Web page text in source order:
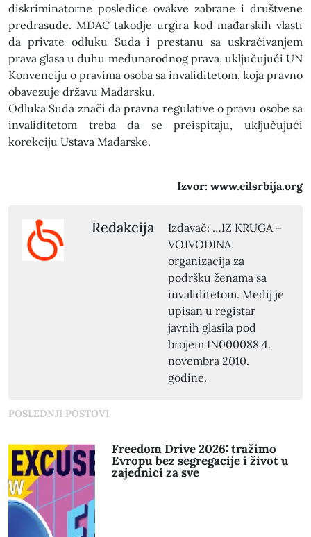
diskriminatorne posledice ovakve zabrane i društvene
predrasude. MDAC takodje urgira kod mađarskih vlasti
da private odluku Suda i prestanu sa uskraćivanjem
prava glasa u duhu međunarodnog prava, uključujući UN
Konvenciju o pravima osoba sa invaliditetom, koja pravno
obavezuje državu Mađarsku.
Odluka Suda znači da pravna regulative o pravu osobe sa
invaliditetom treba da se preispitaju, uključujući
korekciju Ustava Mađarske.
Izvor: www.cilsrbija.org
Redakcija
Izdavač: …IZ KRUGA –
VOJVODINA,
organizacija za
podršku ženama sa
invaliditetom. Medij je
upisan u registar
javnih glasila pod
brojem IN000088 4.
novembra 2010.
godine.
POSLEDNJI POSTOVI
Freedom Drive 2026: tražimo
Evropu bez segregacije i život u
zajednici za sve